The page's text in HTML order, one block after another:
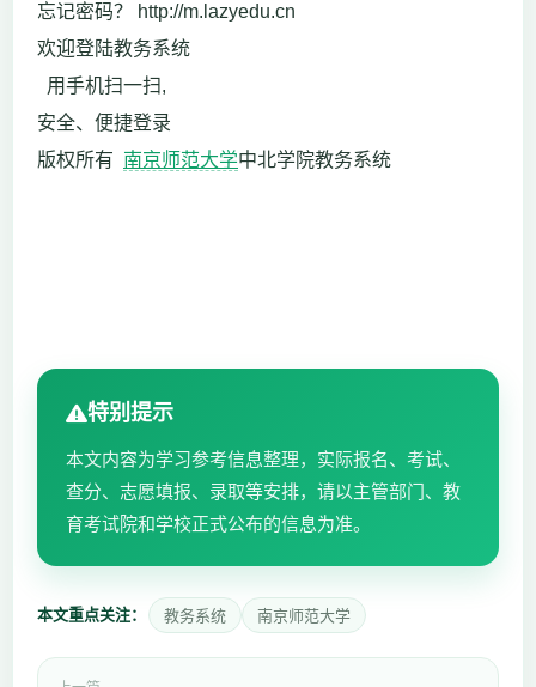
忘记密码？ http://m.lazyedu.cn
欢迎登陆教务系统
用手机扫一扫,
安全、便捷登录
版权所有 南京师范大学中北学院教务系统
特别提示
本文内容为学习参考信息整理，实际报名、考试、
查分、志愿填报、录取等安排，请以主管部门、教
育考试院和学校正式公布的信息为准。
本文重点关注： 教务系统 南京师范大学